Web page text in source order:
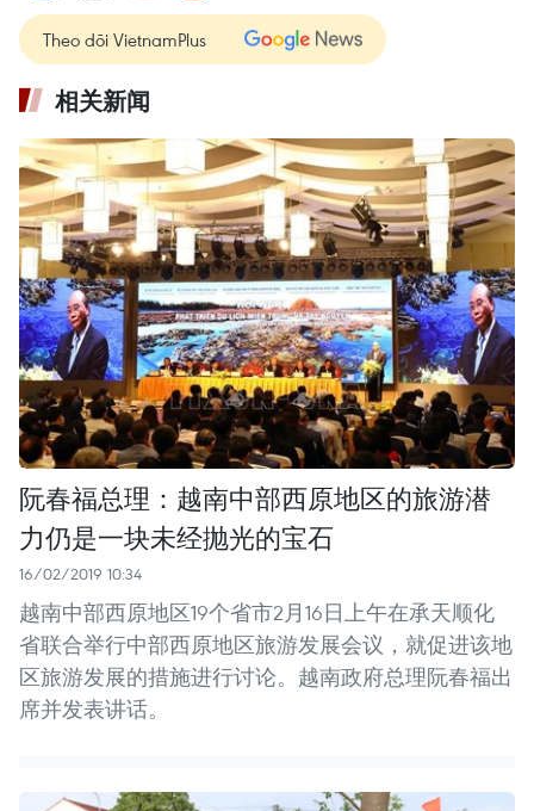
Theo dõi VietnamPlus
相关新闻
阮春福总理：越南中部西原地区的旅游潜
力仍是一块未经抛光的宝石
16/02/2019 10:34
越南中部西原地区19个省市2月16日上午在承天顺化
省联合举行中部西原地区旅游发展会议，就促进该地
区旅游发展的措施进行讨论。越南政府总理阮春福出
席并发表讲话。